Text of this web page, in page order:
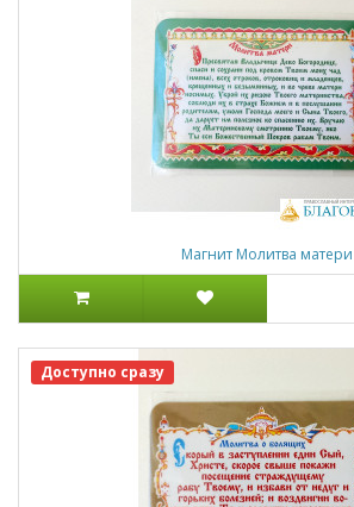
Магнит Молитва матери
Доступно сразу